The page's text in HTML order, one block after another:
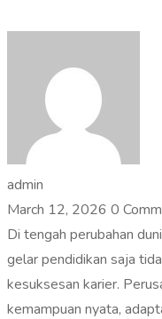
admin
March 12, 2026 0
Di tengah perubahan
gelar pendidikan saja
kesuksesan karier.
kemampuan nyata,